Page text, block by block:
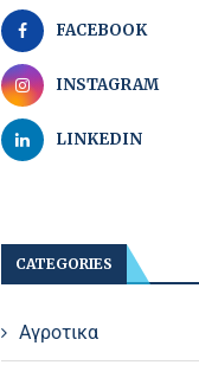
FACEBOOK
INSTAGRAM
LINKEDIN
CATEGORIES
Αγροτικα